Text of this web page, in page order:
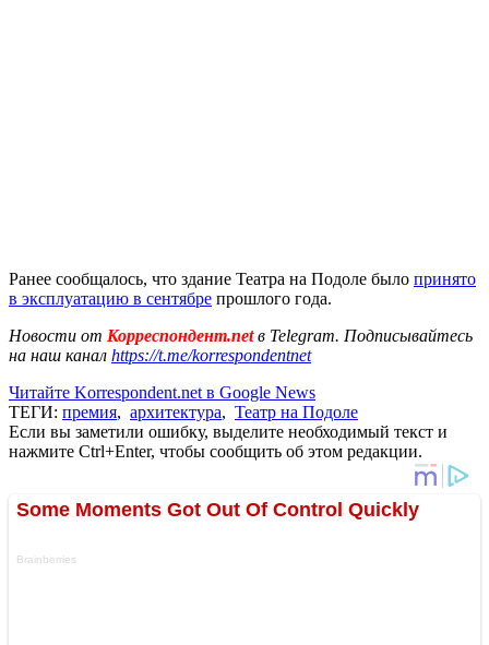
Ранее сообщалось, что здание Театра на Подоле было принято
в эксплуатацию в сентябре прошлого года.
Новости от Корреспондент.netв Telegram. Подписывайтесь
на наш канал https://t.me/korrespondentnet
Читайте Korrespondent.net в Google News
ТЕГИ: премия, архитектура, Театр на Подоле
Если вы заметили ошибку, выделите необходимый текст и
нажмите Ctrl+Enter, чтобы сообщить об этом редакции.